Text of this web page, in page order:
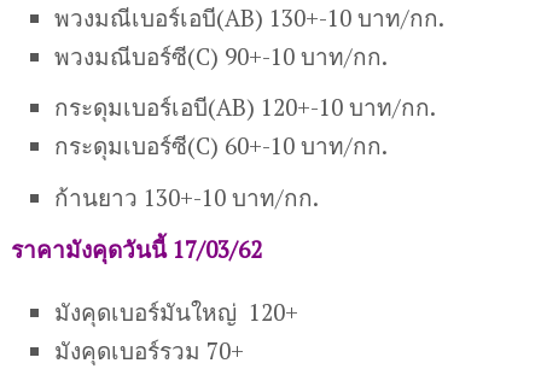
พวงมณีเบอร์เอบี(AB) 130+-10 บาท/กก.
พวงมณีบอร์ซี(C) 90+-10 บาท/กก.
กระดุมเบอร์เอบี(AB) 120+-10 บาท/กก.
กระดุมเบอร์ซี(C) 60+-10 บาท/กก.
ก้านยาว 130+-10 บาท/กก.
ราคามังคุดวันนี้ 17/03/62
มังคุดเบอร์มันใหญ่ 120+
มังคุดเบอร์รวม 70+